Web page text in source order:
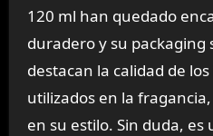
120 ml han quedado
duradero y su packaging
destacan la calidad de
utilizados en la
en su estilo. Sin duda,